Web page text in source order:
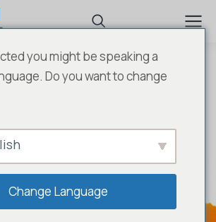
na odzież roboczą
230 g/m2
you might be speaking a
Do you want to change
Change Language